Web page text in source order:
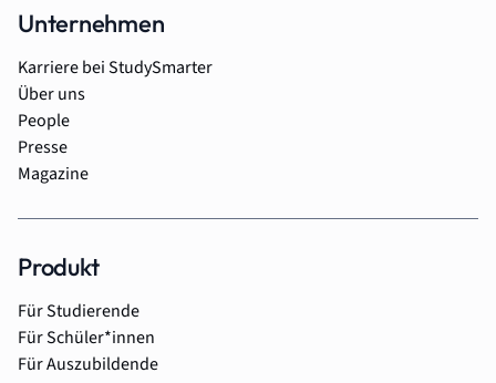
Unternehmen
Karriere bei StudySmarter
Über uns
People
Presse
Magazine
Produkt
Für Studierende
Für Schüler*innen
Für Auszubildende